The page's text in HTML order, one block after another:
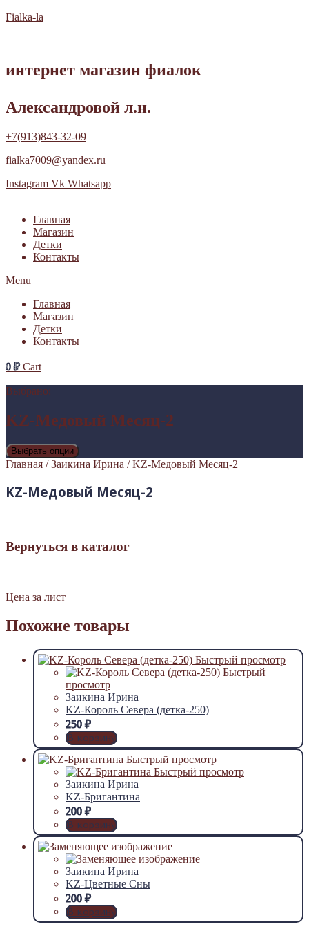
Fialka-la
интернет магазин фиалок
Александровой л.н.
+7(913)843-32-09
fialka7009@yandex.ru
Instagram Vk Whatsapp
Главная
Магазин
Детки
Контакты
Menu
Главная
Магазин
Детки
Контакты
0₽ Cart
Выбрано:
KZ-Медовый Месяц-2
Выбрать опции
Главная /Заикина Ирина / KZ-Медовый Месяц-2
KZ-Медовый Месяц-2
Вернуться в каталог
Цена за лист
Похожие товары
Быстрый просмотр
Быстрый
просмотр
Заикина Ирина
KZ-Король Севера (детка-250)
250₽
В корзину
Быстрый просмотр
Быстрый просмотр
Заикина Ирина
KZ-Бригантина
200₽
В корзину
Заикина Ирина
KZ-Цветные Сны
200₽
В корзину